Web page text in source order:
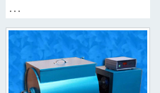
…